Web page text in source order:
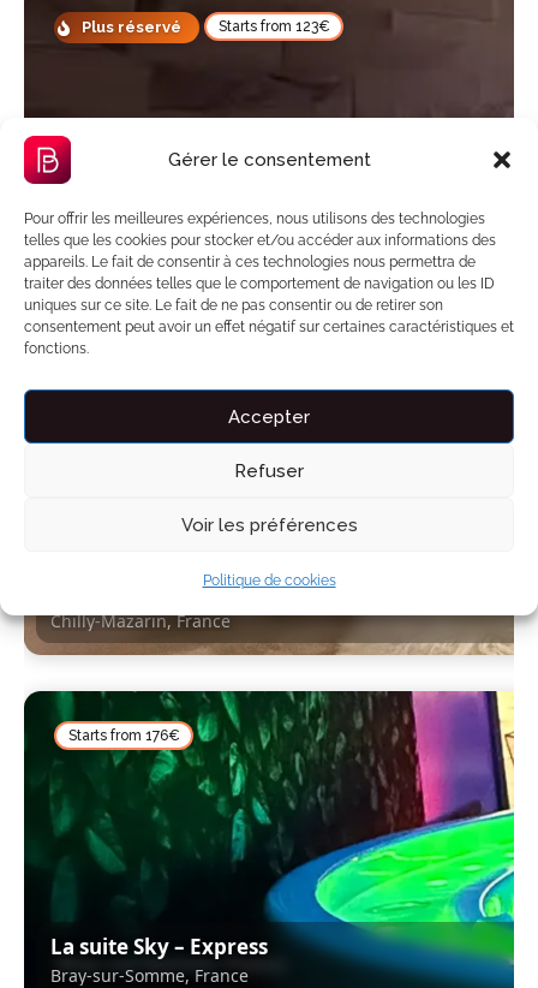
Gérer le consentement
Pour offrir les meilleures expériences, nous utilisons des technologies
telles que les cookies pour stocker et/ou accéder aux informations des
appareils. Le fait de consentir à ces technologies nous permettra de
traiter des données telles que le comportement de navigation ou les ID
uniques sur ce site. Le fait de ne pas consentir ou de retirer son
consentement peut avoir un effet négatif sur certaines caractéristiques et
fonctions.
Accepter
Refuser
Voir les préférences
Politique de cookies
Plus réservé Starts from 123€
Chilly-Mazarin, France
La suite Ocean – Express
Chilly-Mazarin, France
Chilly-Mazarin, France
La suite Ivory – Express
Chilly-Mazarin, France
Starts from 176€
Bray-sur-Somme, France
La suite Sky – Express
Bray-sur-Somme, France